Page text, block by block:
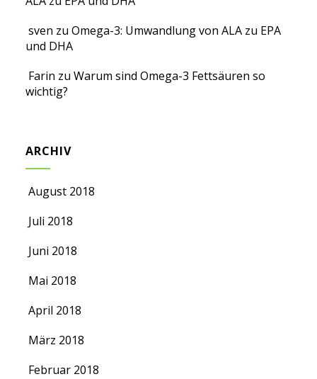
sven zuOmega-3: Umwandlung von ALA zu EPA
und DHA
Farin zuWarum sind Omega-3 Fettsäuren so
wichtig?
ARCHIV
August 2018
Juli 2018
Juni 2018
Mai 2018
April 2018
März 2018
Februar 2018